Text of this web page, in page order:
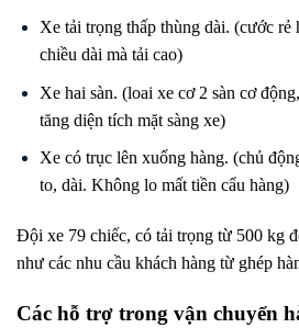
Xe tải trọng thấp thùng dài. (cước rẻ
chiều dài mà tải cao)
Xe hai sàn. (loai xe cơ 2 sàn cơ
tăng diện tích mặt sàng xe)
Xe có trục lên xuống hàng. (chủ
to, dài. Không lo mất tiền cẩu hàng)
Đội xe 79 chiếc, có tải trọng từ 500 kg
như các nhu cầu khách hàng từ ghép
Các hỗ trợ trong vận chuyển